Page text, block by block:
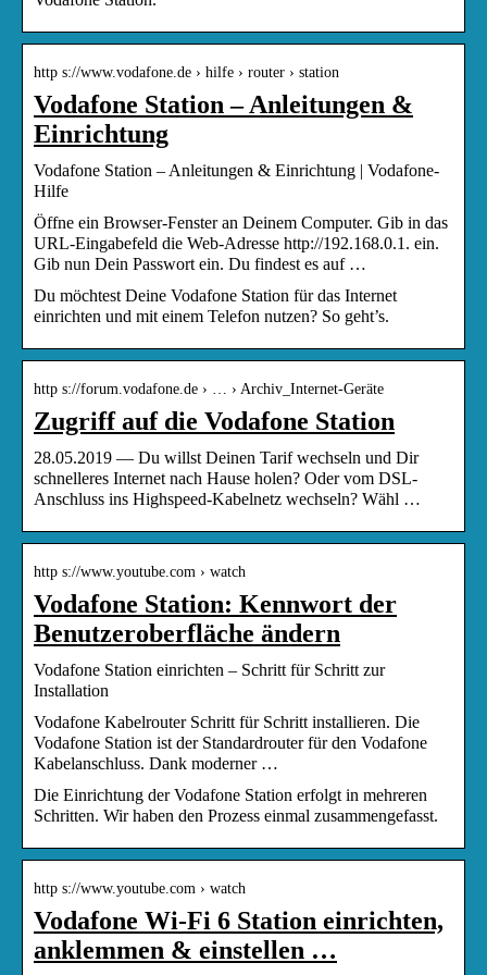
http s://www.vodafone.de › hilfe › router › station
Vodafone Station – Anleitungen &
Einrichtung
Vodafone Station – Anleitungen & Einrichtung | Vodafone-
Hilfe
Öffne ein Browser-Fenster an Deinem Computer. Gib in das
URL-Eingabefeld die Web-Adresse http://192.168.0.1. ein.
Gib nun Dein Passwort ein. Du findest es auf …
Du möchtest Deine Vodafone Station für das Internet
einrichten und mit einem Telefon nutzen? So geht’s.
http s://forum.vodafone.de › … › Archiv_Internet-Geräte
Zugriff auf die Vodafone Station
28.05.2019 — Du willst Deinen Tarif wechseln und Dir
schnelleres Internet nach Hause holen? Oder vom DSL-
Anschluss ins Highspeed-Kabelnetz wechseln? Wähl …
http s://www.youtube.com › watch
Vodafone Station: Kennwort der
Benutzeroberfläche ändern
Vodafone Station einrichten – Schritt für Schritt zur
Installation
Vodafone Kabelrouter Schritt für Schritt installieren. Die
Vodafone Station ist der Standardrouter für den Vodafone
Kabelanschluss. Dank moderner …
Die Einrichtung der Vodafone Station erfolgt in mehreren
Schritten. Wir haben den Prozess einmal zusammengefasst.
http s://www.youtube.com › watch
Vodafone Wi-Fi 6 Station einrichten,
anklemmen & einstellen …